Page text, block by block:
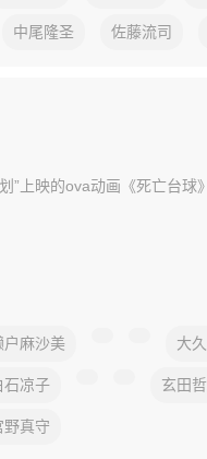
中尾隆圣 佐藤流司
划”上映的ova动画
户麻沙美 大
石凉子 玄田
野真守